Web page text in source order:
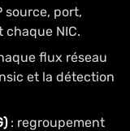
source, port,
NIC.
flux réseau
et la détection
: regroupement